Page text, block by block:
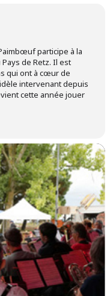
participe à la
de Retz. Il est
qui ont à cœur de
intervenant depuis
cette année jouer